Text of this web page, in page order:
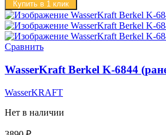
Купить в 1 клик
Сравнить
WasserKraft Berkel K-6844
WasserKRAFT
Нет в наличии